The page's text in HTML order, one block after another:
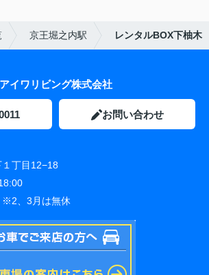
京王堀之内駅 レンタルBOX下柚木
アイワリビング株式会社
お問い合わせ
丁目12−18
、3月は無休